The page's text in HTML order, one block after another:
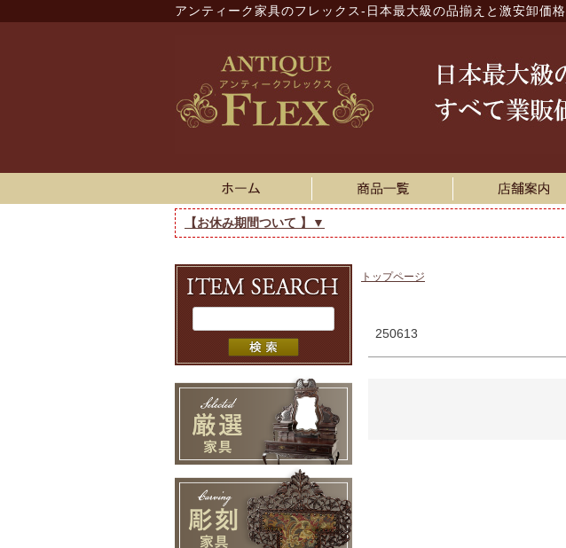
アンティーク家具のフレックス-日本最大級の品揃えと激安卸価格
【お休み期間ついて 】▼
トップページ
250613
商品タグ